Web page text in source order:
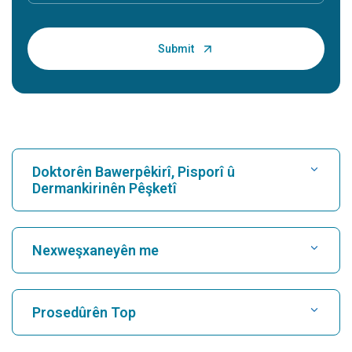
Doktorên Bawerpêkirî, Pisporî û
Dermankirinên Pêşketî
Nexweşxaneyê bibînin
Kardiyolog bibîne
Nexweşxaneyên me
Prosedûrên Top